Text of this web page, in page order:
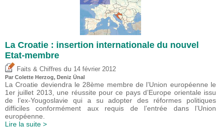
La Croatie : insertion internationale du nouvel
Etat-membre
Faits & Chiffres du 14 février 2012
Par Colette Herzog, Deniz Ünal
La Croatie deviendra le 28ème membre de l’Union européenne le
1er juillet 2013, une réussite pour ce pays d’Europe orientale issu
de l’ex-Yougoslavie qui a su adopter des réformes politiques
difficiles conformément aux requis de l’entrée dans l’Union
européenne.
Lire la suite >